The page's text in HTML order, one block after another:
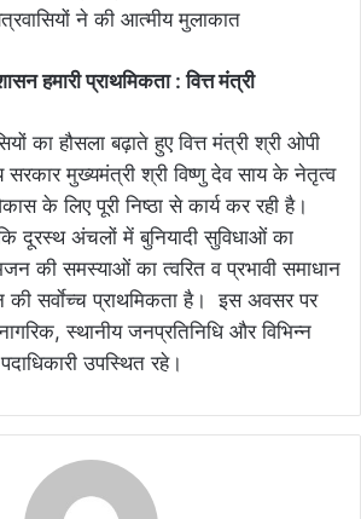
हमारी प्राथमिकता : वित्त मंत्री
का हौसला बढ़ाते हुए वित्त मंत्री श्री ओपी
सरकार मुख्यमंत्री श्री विष्णु देव साय के नेतृत्व
के लिए पूरी निष्ठा से कार्य कर रही है।
दूरस्थ अंचलों में बुनियादी सुविधाओं का
की समस्याओं का त्वरित व प्रभावी समाधान
की सर्वाेच्च प्राथमिकता है। इस अवसर पर
स्थानीय जनप्रतिनिधि और विभिन्न
उपस्थित रहे।